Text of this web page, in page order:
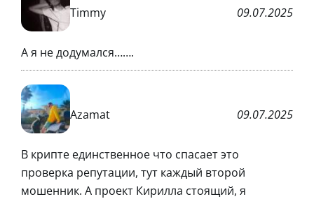
Timmy 09.07.2025
А я не додумался…….
Azamat 09.07.2025
В крипте единственное что спасает это
проверка репутации, тут каждый второй
мошенник. А проект Кирилла стоящий, я